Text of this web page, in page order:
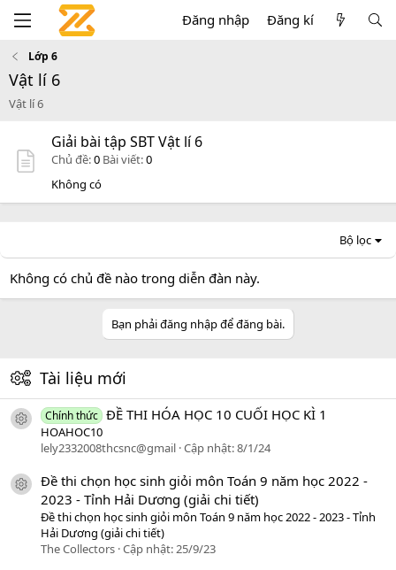
Đăng nhập Đăng kí
Lớp 6
Vật lí 6
Vật lí 6
Giải bài tập SBT Vật lí 6
Chủ đề 0 Bài viết 0
Không có
Bộ lọc
Không có chủ đề nào trong diễn đàn này.
Bạn phải đăng nhập để đăng bài.
Tài liệu mới
icon tài liệu
Chính thức ĐỀ THI HÓA HỌC 10 CUỐI HỌC KÌ 1
HOAHOC10
lely2332008thcsnc@gmail Cập nhật:8/1/24
icon tài liệu
Đề thi chọn học sinh giỏi môn Toán 9 năm học 2022 -
2023 - Tỉnh Hải Dương (giải chi tiết)
Đề thi chọn học sinh giỏi môn Toán 9 năm học 2022 - 2023 - Tỉnh
Hải Dương (giải chi tiết)
The Collectors Cập nhật:25/9/23